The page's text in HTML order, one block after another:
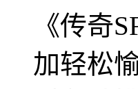
《传奇
加轻松